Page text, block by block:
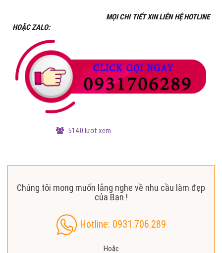
MỌI CHI TIẾT XIN LIÊN HỆ HOTLINE
HOẶC ZALO:
5140 lượt xem
Chúng tôi mong muốn lắng nghe về nhu cầu làm đẹp
của Bạn !
Hotline: 0931.706.289
Hoặc